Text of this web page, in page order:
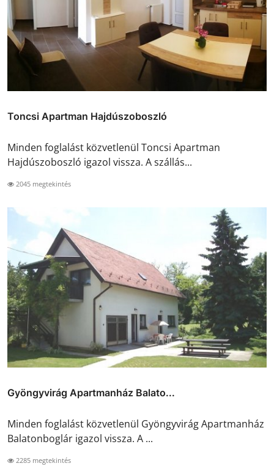
Toncsi Apartman Hajdúszoboszló
Minden foglalást közvetlenül Toncsi Apartman
Hajdúszoboszló igazol vissza. A szállás...
2045 megtekintés
Gyöngyvirág Apartmanház Balato...
Minden foglalást közvetlenül Gyöngyvirág Apartmanház
Balatonboglár igazol vissza. A ...
2285 megtekintés